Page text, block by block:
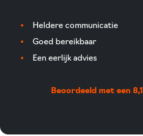
Heldere communicatie
Goed bereikbaar
Een eerlijk advies
Beoordeeld met een 8,1